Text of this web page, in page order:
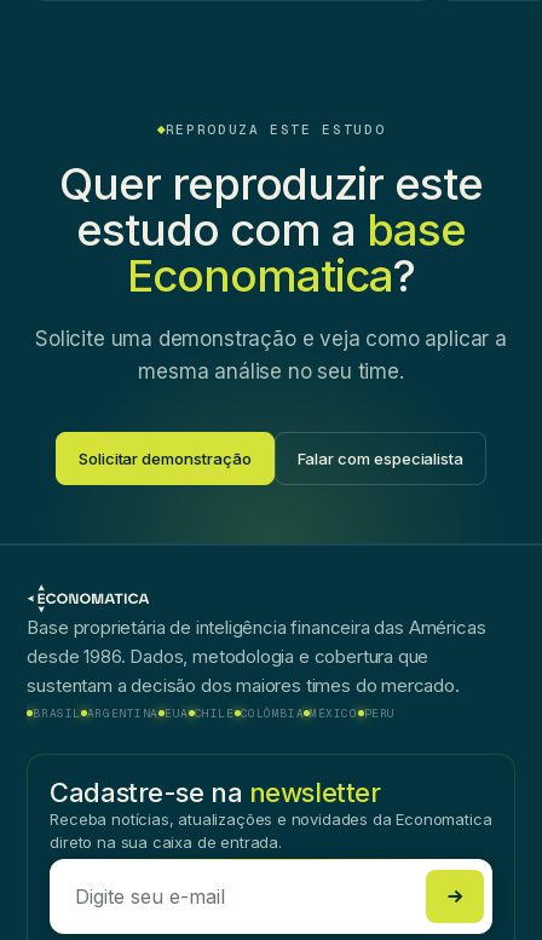
REPRODUZA ESTE ESTUDO
Quer reproduzir este
estudo com a base
Economatica?
Solicite uma demonstração e veja como aplicar a
mesma análise no seu time.
Solicitar demonstração Falar com especialista
Base proprietária de inteligência financeira das Américas
desde 1986. Dados, metodologia e cobertura que
sustentam a decisão dos maiores times do mercado.
BRASIL ARGENTINA EUA CHILE COLÔMBIA MÉXICO PERU
Cadastre-se na newsletter
Receba notícias, atualizações e novidades da Economatica
direto na sua caixa de entrada.